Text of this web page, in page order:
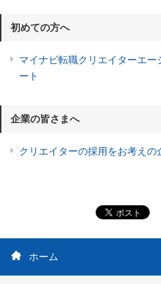
初めての方へ
マイナビ転職クリエイターエ
ート
企業の皆さまへ
クリエイターの採用をお考えの
ホーム